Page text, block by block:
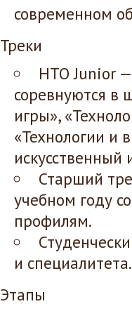
современном
Треки
НТО Junior —
соревнуются в
игры»,
«Технологии и
искусственный
Старший
учебном году
профилям.
и
Этапы